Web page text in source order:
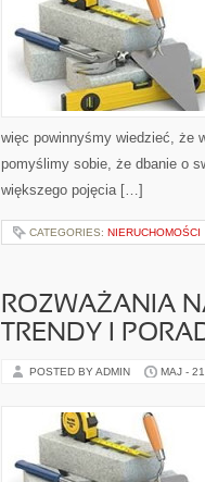
więc powinnyśmy wiedzieć, że
pomyślimy sobie, że dbanie o
większego pojęcia […]
CATEGORIES: NIERUCHOMOŚCI
ROZWAŻANIA
TRENDY I
POSTED BY ADMIN MAJ -